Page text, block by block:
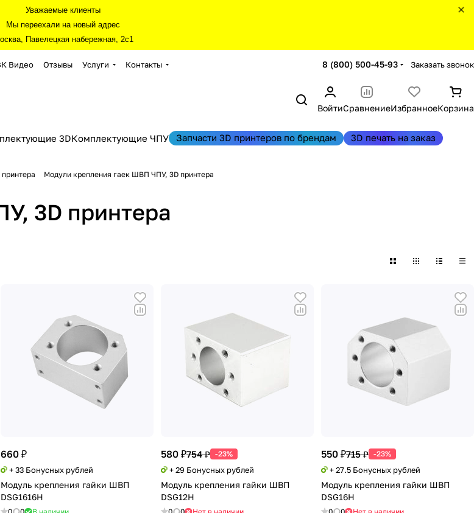
Уважаемые клиенты
Мы переехали на новый адрес
Павелецкая набережная, 2с1
Видео Отзывы Услуги Контакты 8 (800) 500-45-93 Заказать звонок
ВойтиСравнениеИзбранноеКорзина
3DКомплектующие ЧПУ Запчасти 3D принтеров по брендам 3D печать на заказ
Модули крепления гаек ШВП ЧПУ, 3D принтера
3D принтера
660 ₽
+ 33 Бонусных рублей
Модуль крепления гайки ШВП
DSG1616H
580 ₽754 ₽ -23%
+ 29 Бонусных рублей
Модуль крепления гайки ШВП
DSG12H
550 ₽715 ₽ -23%
+ 27.5 Бонусных рублей
Модуль крепления гайки ШВП
DSG16H